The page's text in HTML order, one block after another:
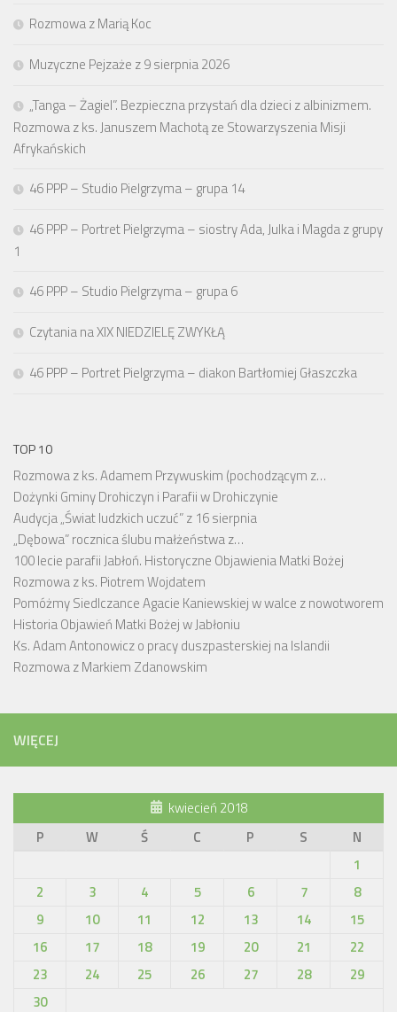
Rozmowa z Marią Koc
Muzyczne Pejzaże z 9 sierpnia 2026
„Tanga – Żagiel”. Bezpieczna przystań dla dzieci z albinizmem.
Rozmowa z ks. Januszem Machotą ze Stowarzyszenia Misji
Afrykańskich
46 PPP – Studio Pielgrzyma – grupa 14
46 PPP – Portret Pielgrzyma – siostry Ada, Julka i Magda z grupy
1
46 PPP – Studio Pielgrzyma – grupa 6
Czytania na XIX NIEDZIELĘ ZWYKŁĄ
46 PPP – Portret Pielgrzyma – diakon Bartłomiej Głaszczka
TOP 10
Rozmowa z ks. Adamem Przywuskim (pochodzącym z…
Dożynki Gminy Drohiczyn i Parafii w Drohiczynie
Audycja „Świat ludzkich uczuć” z 16 sierpnia
„Dębowa” rocznica ślubu małżeństwa z…
100 lecie parafii Jabłoń. Historyczne Objawienia Matki Bożej
Rozmowa z ks. Piotrem Wojdatem
Pomóżmy Siedlczance Agacie Kaniewskiej w walce z nowotworem
Historia Objawień Matki Bożej w Jabłoniu
Ks. Adam Antonowicz o pracy duszpasterskiej na Islandii
Rozmowa z Markiem Zdanowskim
WIĘCEJ
kwiecień 2018
P
W Ś C P S
N
1
2
3 4 5 6 7
8
9
10 11 12 13 14
15
16
17 18 19 20 21
22
23
24 25 26 27 28
29
30